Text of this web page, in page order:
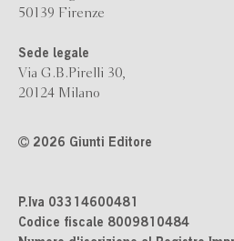
50139 Firenze
Sede legale
Via G.B.Pirelli 30,
20124 Milano
2026 Giunti Editore
P.Iva 03314600481
Codice fiscale 8009810484